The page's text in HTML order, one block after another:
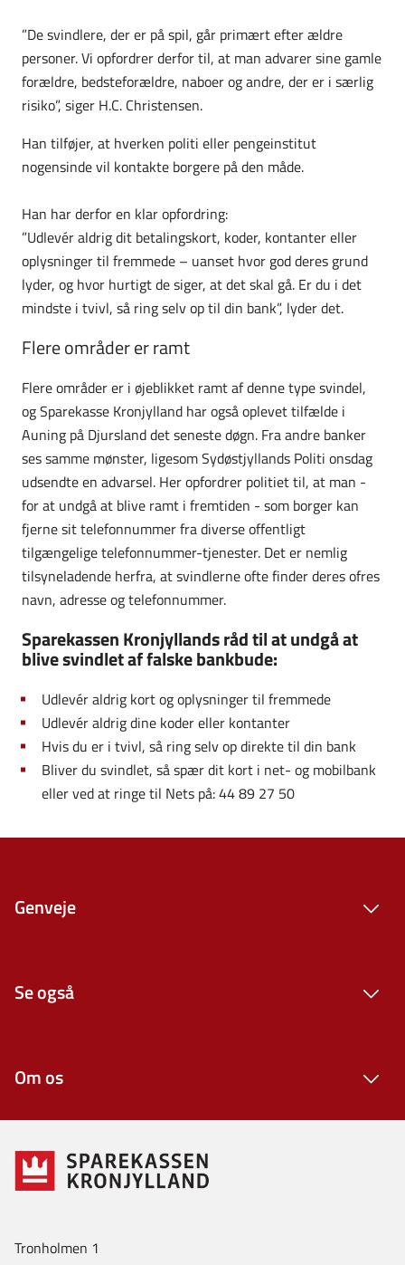
”De svindlere, der er på spil, går primært efter ældre
personer. Vi opfordrer derfor til, at man advarer sine gamle
forældre, bedsteforældre, naboer og andre, der er i særlig
risiko”, siger H.C. Christensen.
Han tilføjer, at hverken politi eller pengeinstitut
nogensinde vil kontakte borgere på den måde.
Han har derfor en klar opfordring:
”Udlevér aldrig dit betalingskort, koder, kontanter eller
oplysninger til fremmede – uanset hvor god deres grund
lyder, og hvor hurtigt de siger, at det skal gå. Er du i det
mindste i tvivl, så ring selv op til din bank”, lyder det.
Flere områder er ramt
Flere områder er i øjeblikket ramt af denne type svindel,
og Sparekasse Kronjylland har også oplevet tilfælde i
Auning på Djursland det seneste døgn. Fra andre banker
ses samme mønster, ligesom Sydøstjyllands Politi onsdag
udsendte en advarsel. Her opfordrer politiet til, at man -
for at undgå at blive ramt i fremtiden - som borger kan
fjerne sit telefonnummer fra diverse offentligt
tilgængelige telefonnummer-tjenester. Det er nemlig
tilsyneladende herfra, at svindlerne ofte finder deres ofres
navn, adresse og telefonnummer.
Sparekassen Kronjyllands råd til at undgå at
blive svindlet af falske bankbude:
Udlevér aldrig kort og oplysninger til fremmede
Udlevér aldrig dine koder eller kontanter
Hvis du er i tvivl, så ring selv op direkte til din bank
Bliver du svindlet, så spær dit kort i net- og mobilbank
eller ved at ringe til Nets på: 44 89 27 50
Genveje
Se også
Om os
Tronholmen 1